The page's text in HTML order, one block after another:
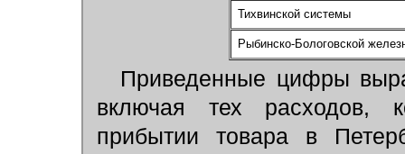
Тихвинской системы
Рыбинско-Бологовской
Приведенные цифры
включая тех расходов,
прибытии товара в